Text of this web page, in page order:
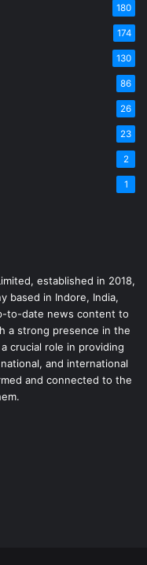
180
174
130
86
26
23
2
1
established in 2018,
based in Indore, India,
to-date news content to
a strong presence in the
crucial role in providing
and international
and connected to the